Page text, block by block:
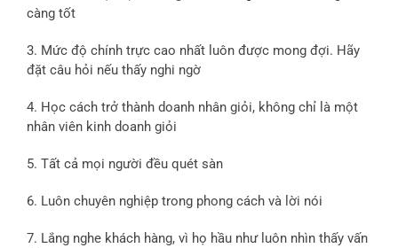
càng tốt
3. Mức độ chính trực cao nhất luôn được mong đợi. Hãy
đặt câu hỏi nếu thấy nghi ngờ
4. Học cách trở thành doanh nhân giỏi, không chỉ là một
nhân viên kinh doanh giỏi
5. Tất cả mọi người đều quét sàn
6. Luôn chuyên nghiệp trong phong cách và lời nói
7. Lắng nghe khách hàng, vì họ hầu như luôn nhìn thấy vấn